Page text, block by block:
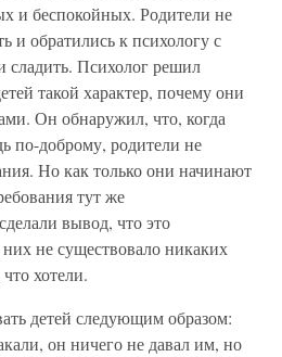
и беспокойных. Родители не
и обратились к психологу с
сладить. Психолог решил
такой характер, почему они
Он обнаружил, что, когда
по-доброму, родители не
Но как только они начинают
тут же
вывод, что это
не существовало никаких
хотели.
детей следующим образом:
он ничего не давал им, но